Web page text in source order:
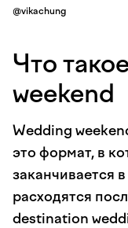
@vikachung
Что
weekend
Wedding
это формат, в
заканчивается
расходятся
destination